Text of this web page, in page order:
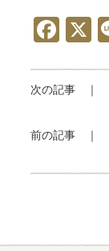
F
a
ce
b
o
k
X
次の記事 ｜
前の記事 ｜